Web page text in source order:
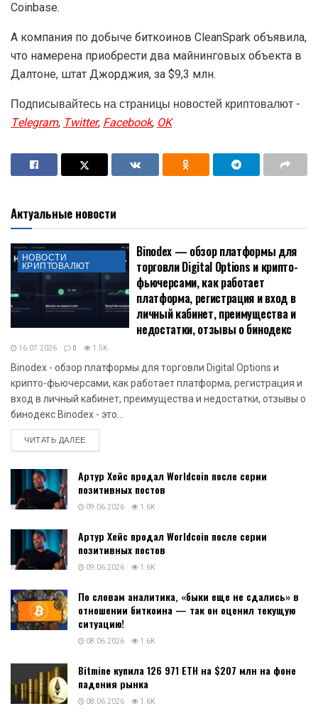
Coinbase.
А компания по добыче биткоинов CleanSpark объявила,
что намерена приобрести два майнинговых объекта в
Далтоне, штат Джорджия, за $9,3 млн.
Подписывайтесь на страницы новостей криптовалют -
Telegram,Twitter,Facebook,OK
Актуальные новости
НОВОСТИ
КРИПТОВАЛЮТ
Binodex — обзор платформы для
торговли Digital Options и крипто-
фьючерсами, как работает
платформа, регистрация и вход в
личный кабинет, преимущества и
недостатки, отзывы о бинодекс
16.07.2026 0 1.5K
Binodex - обзор платформы для торговли Digital Options и
крипто-фьючерсами, как работает платформа, регистрация и
вход в личный кабинет, преимущества и недостатки, отзывы о
бинодекс Binodex - это...
ЧИТАТЬ ДАЛЕЕDETAILS
Артур Хейс продал Worldcoin после серии
позитивных постов
09.06.2026 1.6K
Артур Хейс продал Worldcoin после серии
позитивных постов
09.06.2026 1.6K
По словам аналитика, «быки еще не сдались» в
отношении биткоина — так он оценил текущую
ситуацию!
08.06.2026 1.6K
Bitmine купила 126 971 ETH на $207 млн на фоне
падения рынка
08.06.2026 1.6K